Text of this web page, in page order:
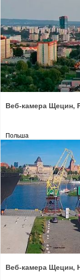
Веб-камера Щецин,
Польша
Веб-камера Щецин,